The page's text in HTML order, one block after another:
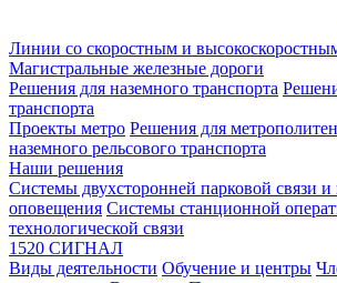
Линии со скоростным и
Магистральные железные дороги
Решения для наземного транспорта
транспорта
Проекты метро Решения для
наземного рельсового транспорта
Наши решения
Системы двухсторонней парковой связи и
оповещения Системы станционной
технологической связи
1520 СИГНАЛ
Виды деятельности Обучение и центры